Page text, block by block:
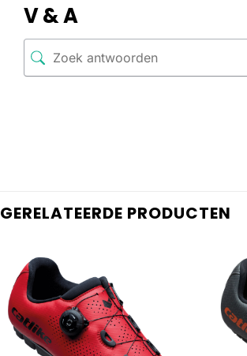
V & A
GERELATEERDE PRODUCTEN